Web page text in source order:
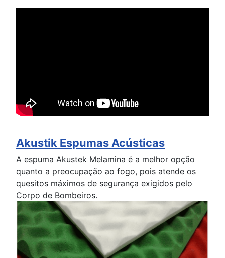
Akustik Espumas Acústicas
A espuma Akustek Melamina é a melhor opção
quanto a preocupação ao fogo, pois atende os
quesitos máximos de segurança exigidos pelo
Corpo de Bombeiros.